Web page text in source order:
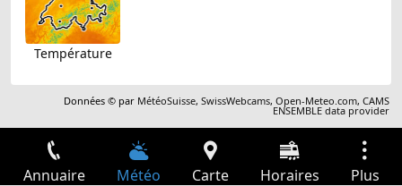
Température
Données © par MétéoSuisse,SwissWebcams,Open-Meteo.com,CAMS
ENSEMBLE data provider
Annuaire Météo Carte Horaires Plus